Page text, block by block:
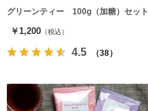
グリーンティー 100g（加糖）セット
￥1,200 （税込）
4.5 （38）